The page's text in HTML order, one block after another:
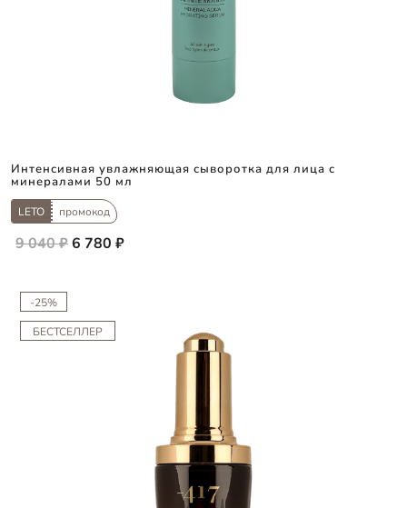
Интенсивная увлажняющая сыворотка для лица с
минералами 50 мл
LETO промокод
9 040 ₽6 780 ₽
-25%
БЕСТСЕЛЛЕР